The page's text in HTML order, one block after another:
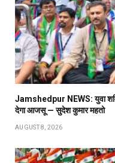
Jamshedpur NEWS: युवा
देगा आजसू — सुदेश कुमार महतो
AUGUST 8, 2026